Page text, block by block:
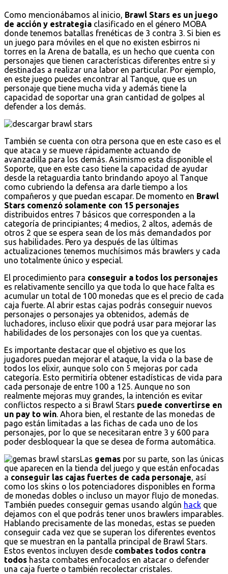
Como mencionábamos al inicio, Brawl Stars es un juego
de acción y estrategia clasificado en el género MOBA
donde tenemos batallas frenéticas de 3 contra 3. Si bien es
un juego para móviles en el que no existen esbirros ni
torres en la Arena de batalla, es un hecho que cuenta con
personajes que tienen características diferentes entre si y
destinadas a realizar una labor en particular. Por ejemplo,
en este juego puedes encontrar al Tanque, que es un
personaje que tiene mucha vida y además tiene la
capacidad de soportar una gran cantidad de golpes al
defender a los demás.
También se cuenta con otra persona que en este caso es el
que ataca y se mueve rápidamente actuando de
avanzadilla para los demás. Asimismo esta disponible el
Soporte, que en este caso tiene la capacidad de ayudar
desde la retaguardia tanto brindando apoyo al Tanque
como cubriendo la defensa ara darle tiempo a los
compañeros y que puedan escapar. De momento en Brawl
Stars comenzó solamente con 15 personajes
distribuidos entres 7 básicos que corresponden a la
categoría de principiantes; 4 medios, 2 altos, además de
otros 2 que se espera sean de los más demandados por
sus habilidades. Pero ya después de las últimas
actualizaciones tenemos muchísimos más brawlers y cada
uno totalmente único y especial.
El procedimiento para conseguir a todos los personajes
es relativamente sencillo ya que toda lo que hace falta es
acumular un total de 100 monedas que es el precio de cada
caja fuerte. Al abrir estas cajas podrás conseguir nuevos
personajes o personajes ya obtenidos, además de
luchadores, incluso elixir que podrá usar para mejorar las
habilidades de los personajes con los que ya cuentas.
Es importante destacar que el objetivo es que los
jugadores puedan mejorar el ataque, la vida o la base de
todos los elixir, aunque solo con 5 mejoras por cada
categoría. Esto permitiría obtener estadísticas de vida para
cada personaje de entre 100 a 125. Aunque no son
realmente mejoras muy grandes, la intención es evitar
conflictos respecto a si Brawl Stars puede convertirse en
un pay to win . Ahora bien, el restante de las monedas de
pago están limitadas a las fichas de cada uno de los
personajes, por lo que se necesitaran entre 3 y 600 para
poder desbloquear la que se desea de forma automática.
Las gemas por su parte, son las únicas
que aparecen en la tienda del juego y que están enfocadas
a conseguir las cajas fuertes de cada personaje , así
como los skins o los potenciadores disponibles en forma
de monedas dobles o incluso un mayor flujo de monedas.
También puedes conseguir gemas usando algún hack que
dejamos con el que podrás tener unos brawlers imparables.
Hablando precisamente de las monedas, estas se pueden
conseguir cada vez que se superan los diferentes eventos
que se muestran en la pantalla principal de Brawl Stars.
Estos eventos incluyen desde combates todos contra
todos hasta combates enfocados en atacar o defender
una caja fuerte o también recolectar cristales.